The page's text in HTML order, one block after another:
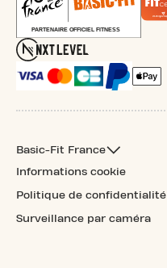
Basic-Fit France
Informations cookie
Politique de confidentialité
Surveillance par caméra